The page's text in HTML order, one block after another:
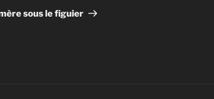
suivant
sous le figuier